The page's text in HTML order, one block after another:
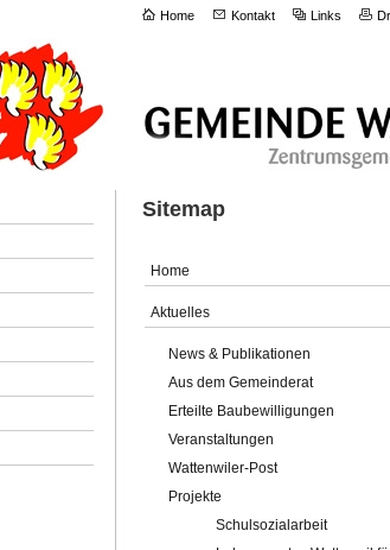
Home Kontakt Links
Sitemap
Home
Aktuelles
News & Publikationen
Aus dem Gemeinderat
Erteilte Baubewilligungen
Veranstaltungen
Wattenwiler-Post
Projekte
Schulsozialarbeit